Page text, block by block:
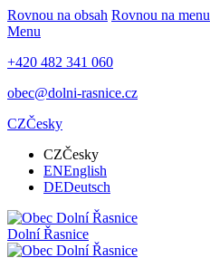
Rovnou na obsah Rovnou na menu
Menu
+420 482 341 060
obec@dolni-rasnice.cz
CZČesky
CZČesky
ENEnglish
DEDeutsch
Dolní Řasnice